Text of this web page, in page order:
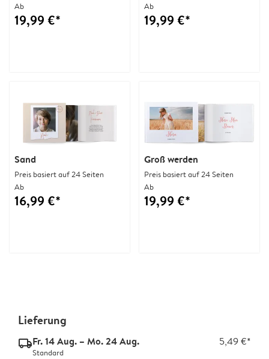
Ab
19,99 €*
Ab
19,99 €*
Sand
Preis basiert auf 24 Seiten
Ab
16,99 €*
Groß werden
Preis basiert auf 24 Seiten
Ab
19,99 €*
Lieferung
delivery_standard_v2Fr. 14 Aug. – Mo. 24 Aug. 5,49 €*
Standard